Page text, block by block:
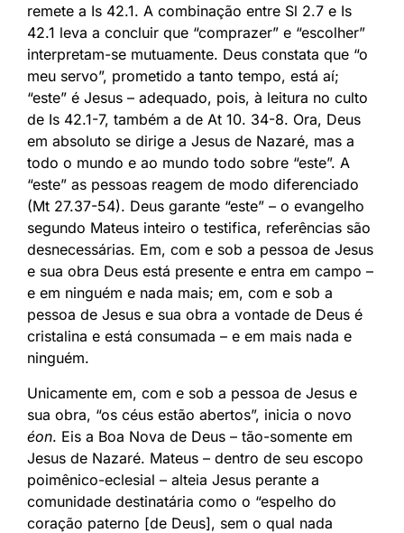
remete a Is 42.1. A combinação entre Sl 2.7 e Is
42.1 leva a concluir que “comprazer” e “escolher”
interpretam-se mutuamente. Deus constata que “o
meu servo”, prometido a tanto tempo, está aí;
“este” é Jesus – adequado, pois, à leitura no culto
de Is 42.1-7, também a de At 10. 34-8. Ora, Deus
em absoluto se dirige a Jesus de Nazaré, mas a
todo o mundo e ao mundo todo sobre “este”. A
“este” as pessoas reagem de modo diferenciado
(Mt 27.37-54). Deus garante “este” – o evangelho
segundo Mateus inteiro o testifica, referências são
desnecessárias. Em, com e sob a pessoa de Jesus
e sua obra Deus está presente e entra em campo –
e em ninguém e nada mais; em, com e sob a
pessoa de Jesus e sua obra a vontade de Deus é
cristalina e está consumada – e em mais nada e
ninguém.
Unicamente em, com e sob a pessoa de Jesus e
sua obra, “os céus estão abertos”, inicia o novo
éon. Eis a Boa Nova de Deus – tão-somente em
Jesus de Nazaré. Mateus – dentro de seu escopo
poimênico-eclesial – alteia Jesus perante a
comunidade destinatária como o “espelho do
coração paterno [de Deus], sem o qual nada